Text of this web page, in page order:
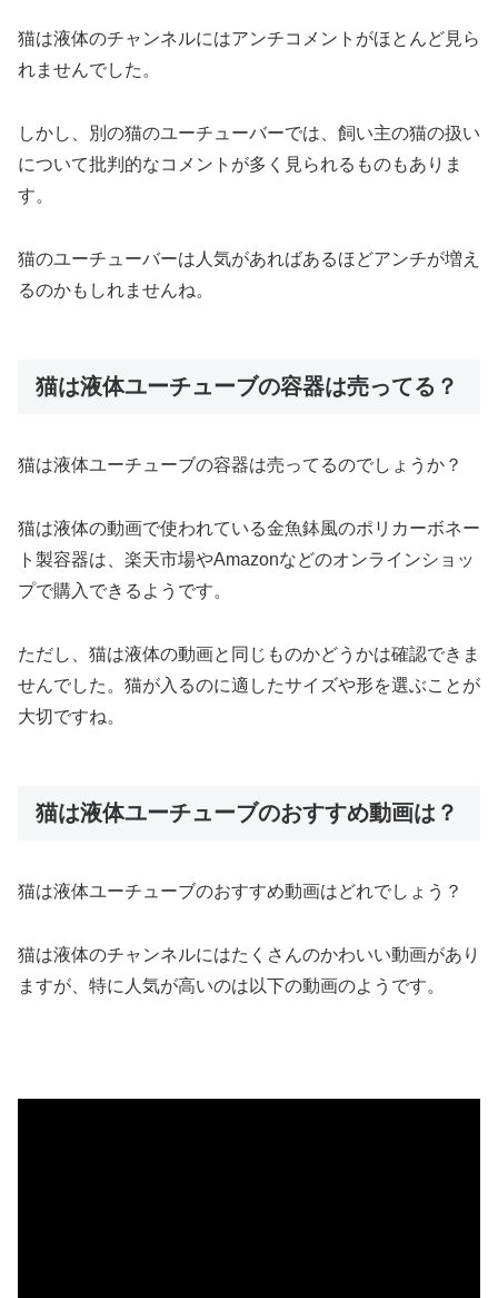
猫は液体のチャンネルにはアンチコメントがほとんど見ら
れませんでした。
しかし、別の猫のユーチューバーでは、飼い主の猫の扱い
について批判的なコメントが多く見られるものもありま
す。
猫のユーチューバーは人気があればあるほどアンチが増え
るのかもしれませんね。
猫は液体ユーチューブの容器は売ってる？
猫は液体ユーチューブの容器は売ってるのでしょうか？
猫は液体の動画で使われている金魚鉢風のポリカーボネー
ト製容器は、楽天市場やAmazonなどのオンラインショッ
プで購入できるようです。
ただし、猫は液体の動画と同じものかどうかは確認できま
せんでした。猫が入るのに適したサイズや形を選ぶことが
大切ですね。
猫は液体ユーチューブのおすすめ動画は？
猫は液体ユーチューブのおすすめ動画はどれでしょう？
猫は液体のチャンネルにはたくさんのかわいい動画があり
ますが、特に人気が高いのは以下の動画のようです。